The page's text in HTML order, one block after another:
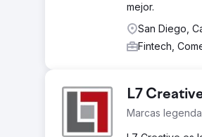
mejor.
San Diego,
Fintech,
L7
Marcas